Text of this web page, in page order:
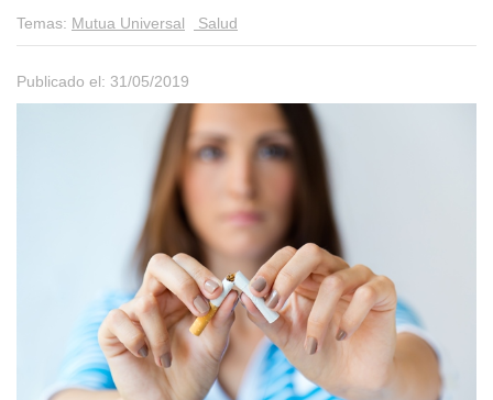
Temas: Mutua Universal Salud
Publicado el: 31/05/2019